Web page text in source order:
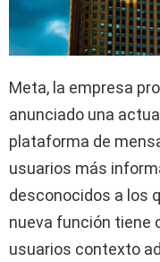
Meta, la empresa
anunciado una
plataforma de
usuarios más
desconocidos a los
nueva función tiene
usuarios contexto